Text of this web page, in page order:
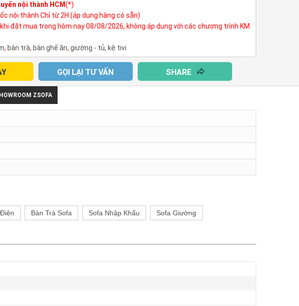
nội thành HCM(*)
nội thành Chỉ từ 2H (áp dụng hàng có sẵn)
khi đặt mua trong hôm nay 08/08/2026, không áp dụng với các chương trình KM
, bàn trà, bàn ghế ăn, giường - tủ, kệ tivi
GỌI LẠI TƯ VẤN SHARE
ZSOFA
Bàn Trà Sofa Sofa Nhập Khẩu Sofa Giường